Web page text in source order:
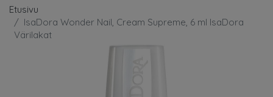
Etusivu
IsaDora Wonder Nail, Cream Supreme, 6 ml IsaDora
Värilakat